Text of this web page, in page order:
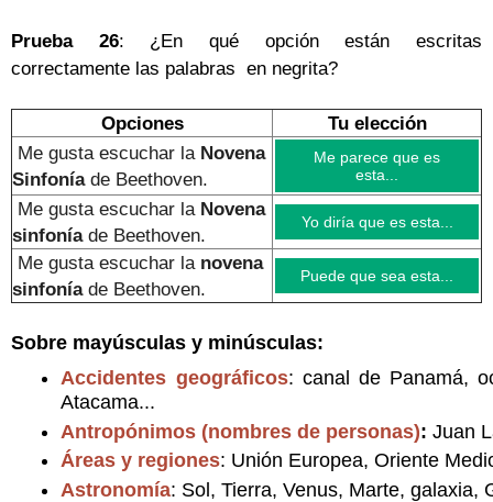
Prueba 26: ¿En qué opción están escritas
correctamente las palabras en negrita?
Opciones
Tu elección
Me gusta escuchar la Novena
Sinfonía de Beethoven.
Me parece que es
esta...
Me gusta escuchar la Novena
sinfonía de Beethoven.
Yo diría que es esta...
Me gusta escuchar la novena
sinfonía de Beethoven.
Puede que sea esta...
Sobre mayúsculas y minúsculas:
Accidentes geográficos: canal de Panamá,
Atacama...
Antropónimos (nombres de personas):Juan
Áreas y regiones: Unión Europea, Oriente
Astronomía: Sol, Tierra, Venus, Marte, galaxia,